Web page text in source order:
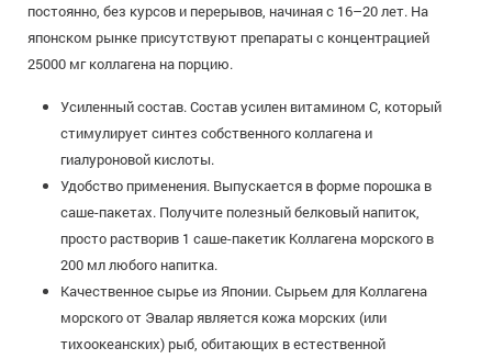
постоянно, без курсов и перерывов, начиная с 16–20 лет. На
японском рынке присутствуют препараты с концентрацией
25000 мг коллагена на порцию.
Усиленный состав. Состав усилен витамином С, который
стимулирует синтез собственного коллагена и
гиалуроновой кислоты.
Удобство применения. Выпускается в форме порошка в
саше-пакетах. Получите полезный белковый напиток,
просто растворив 1 саше-пакетик Коллагена морского в
200 мл любого напитка.
Качественное сырье из Японии. Сырьем для Коллагена
морского от Эвалар является кожа морских (или
тихоокеанских) рыб, обитающих в естественной